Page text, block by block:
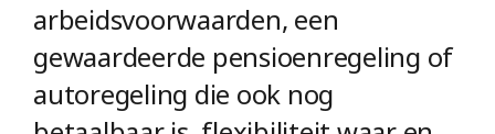
arbeidsvoorwaarden, een
gewaardeerde pensioenregeling of
autoregeling die ook nog